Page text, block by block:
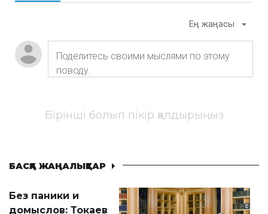
Ең жаңасы
Бірінші болып пікір қалдырыңыз
БАСҚА ЖАҢАЛЫҚТАР
Без паники и
домыслов: Токаев